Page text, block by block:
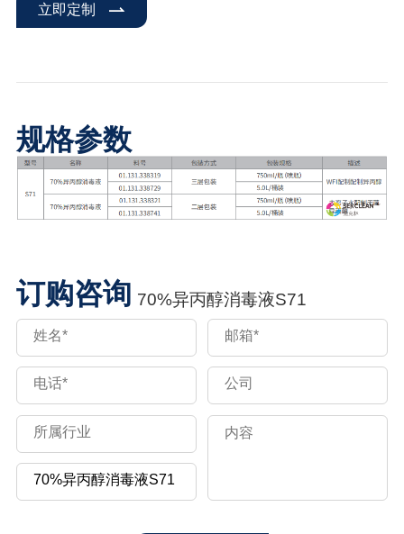
立即定制
规格参数
订购咨询 70%异丙醇消毒液S71